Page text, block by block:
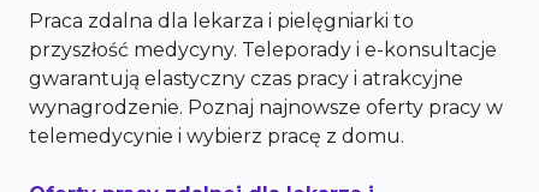
Praca zdalna dla lekarza i pielęgniarki to
przyszłość medycyny. Teleporady i e-konsultacje
gwarantują elastyczny czas pracy i atrakcyjne
wynagrodzenie. Poznaj najnowsze oferty pracy w
telemedycynie i wybierz pracę z domu.